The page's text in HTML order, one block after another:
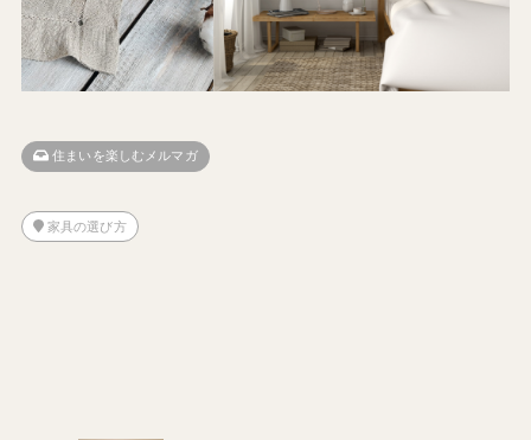
住まいを楽しむメルマガ
家具の選び方